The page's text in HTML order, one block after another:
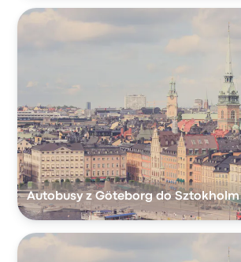
Autobusy z Göteborg do Sztokholm